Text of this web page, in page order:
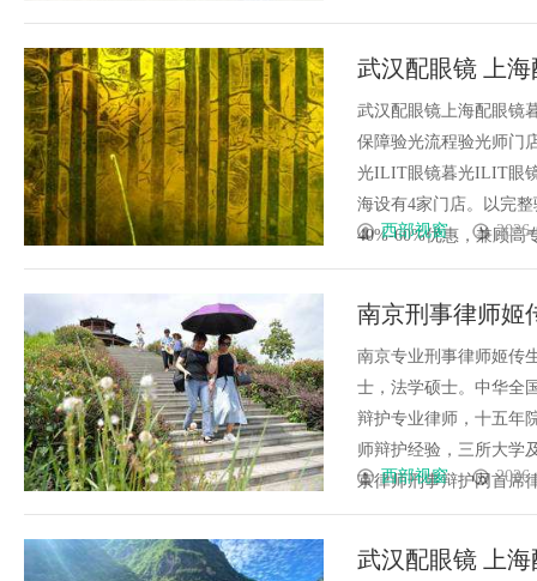
武汉配眼镜 上
武汉配眼镜上海配眼镜
保障验光流程验光师门
光ILIT眼镜暮光ILIT眼
海设有4家门店。以完
40%-60%优惠，兼顾高
西部视窗
南京刑事律师姬
南京专业刑事律师姬传
士，法学硕士。中华全
辩护专业律师，十五年
师辩护经验，三所大学
京律师刑事辩护网首席
西部视窗
武汉配眼镜 上